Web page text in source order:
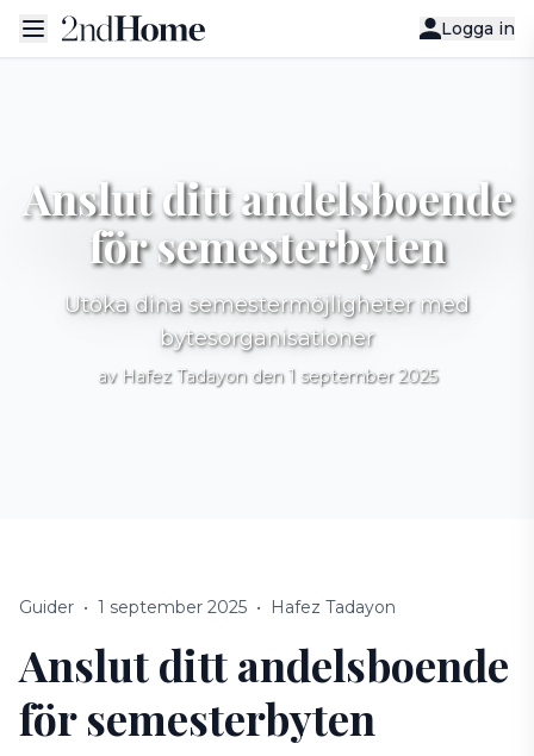
Logga in
Anslut ditt andelsboende
för semesterbyten
Utöka dina semestermöjligheter med
bytesorganisationer
av Hafez Tadayon den 1 september 2025
Guider • 1 september 2025 • Hafez Tadayon
Anslut ditt andelsboende
för semesterbyten